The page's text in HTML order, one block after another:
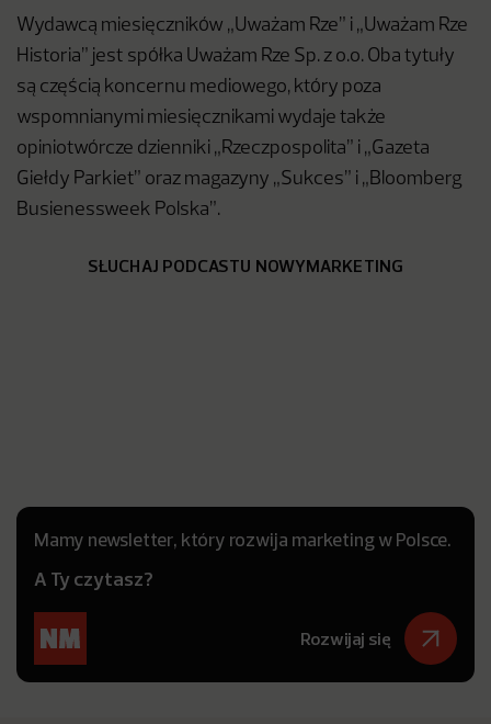
Wydawcą miesięczników „Uważam Rze” i „Uważam Rze
Historia” jest spółka Uważam Rze Sp. z o.o. Oba tytuły
są częścią koncernu mediowego, który poza
wspomnianymi miesięcznikami wydaje także
opiniotwórcze dzienniki „Rzeczpospolita” i „Gazeta
Giełdy Parkiet” oraz magazyny „Sukces” i „Bloomberg
Busienessweek Polska”.
SŁUCHAJ PODCASTU NOWYMARKETING
Mamy newsletter, który rozwija marketing w Polsce.
A Ty czytasz?
Rozwijaj się